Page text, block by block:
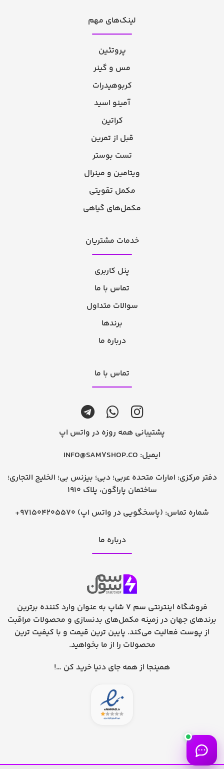
لینک‌های مهم
پروتئین
مس و گینر
کربوهیدرات
آمینو اسید
کراتین
قبل از تمرین
تست بوستر
ویتامین و مینرال
مکمل تقویتی
مکمل‌های گیاهی
خدمات مشتریان
پنل کاربری
تماس با ما
سوالات متداول
برندها
درباره ما
تماس با ما
پشتیبانی همه روزه در واتس اپ
ایمیل: INFO@SAM7SHOP.CO
دفتر مرکزی: امارات متحده عربی؛ دبی؛ بیزنس بی؛ الخلیج التجاری؛
ساختمان پاراگون، پلاک 1910
شماره تماس: +971504205570 (پاسخگویی در واتس اپ)
درباره ما
فروشگاه اینترنتی سم 7 شاپ به عنوان وارد کننده برترین
برندهای جهان در زمینه مکمل‌های بدنسازی و محصولات مراقبت
از پوست فعالیت می‌کند. پایین ترین قیمت و با کیفیت ترین
محصولات را از ما بخواهید.
همینجا از همه جای دنیا خرید کن …!